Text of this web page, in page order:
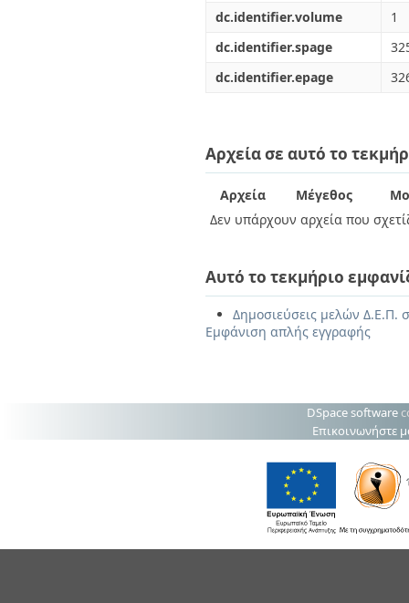
dc.identifier.volume
1
dc.identifier.spage
dc.identifier.epage
Αρχεία σε αυτό το
Αρχεία Μέγεθος
Δεν υπάρχουν αρχεία που
Αυτό το τεκμήριο
Δημοσιεύσεις μελών Δ.Ε.Π.
Εμφάνιση απλής εγγραφής
DSpace software
Επικοινωνήστε